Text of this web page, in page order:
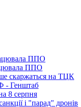
ППО
скаржаться на ТЦК
- Генштаб
8 серпня
і "парад" дронів